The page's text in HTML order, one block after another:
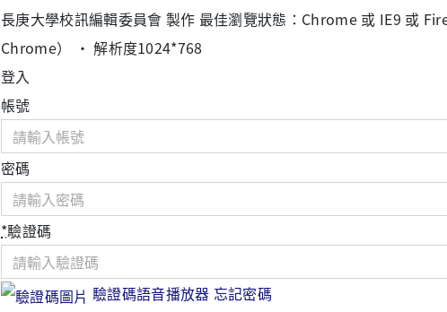
長庚大學校訊編輯委員會 製作 最佳瀏覽狀態：Chrome 或 IE9 或
Chrome） ‧ 解析度1024*768
登入
帳號
密碼
*驗證碼
驗證碼語音播放器 忘記密碼